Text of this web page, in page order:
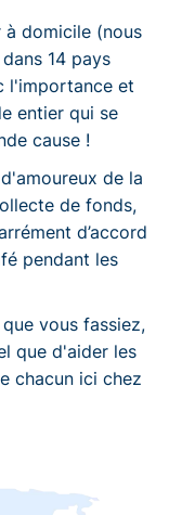
à domicile (nous
14 pays
l'importance et
entier qui se
cause !
de la
de fonds,
d’accord
pendant les
vous fassiez,
que d'aider les
chacun ici chez